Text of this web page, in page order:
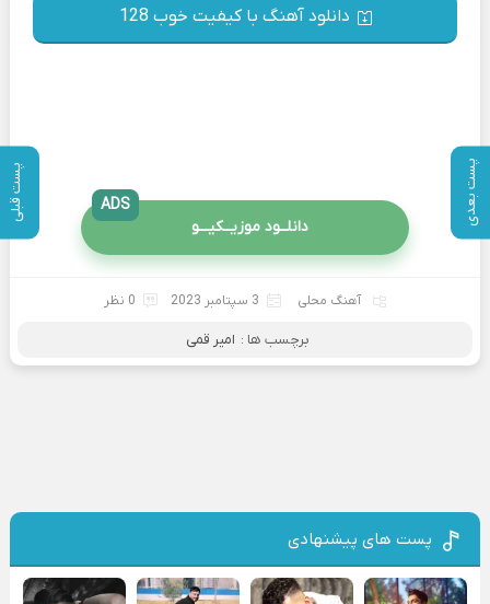
پست بعدی پست قبلی
دانلود آهنگ با کیفیت خوب 128
دانلــود موزیــکیـــو
ADS
آهنگ محلی 3 سپتامبر 2023 0 نظر
برچسب ها : امیر قمی
پست های پیشنهادی